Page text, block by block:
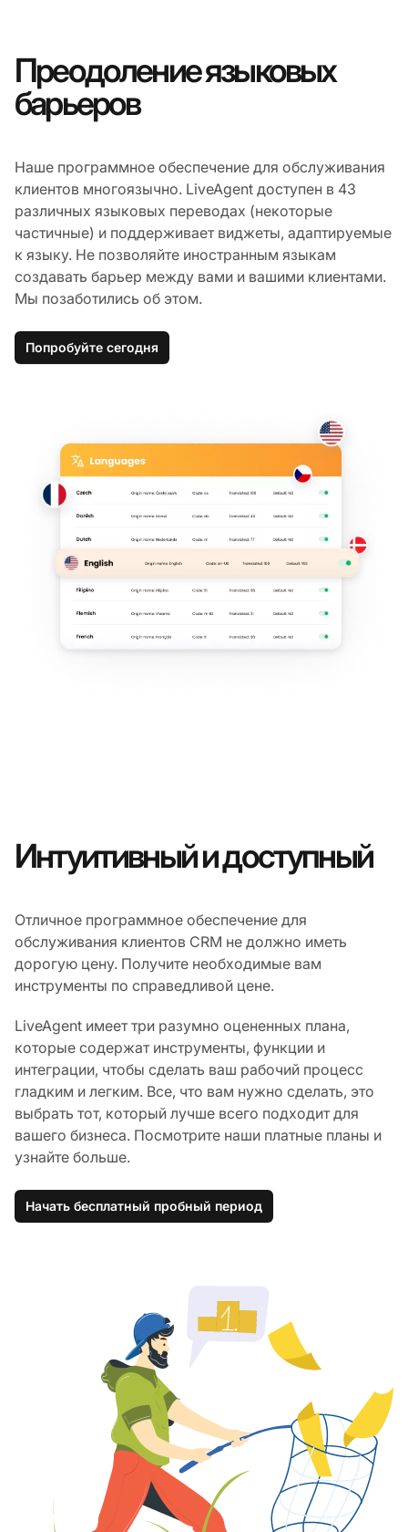
Преодоление языковых
барьеров
Наше программное обеспечение для обслуживания
клиентов многоязычно. LiveAgent доступен в 43
различных языковых переводах (некоторые
частичные) и поддерживает виджеты, адаптируемые
к языку. Не позволяйте иностранным языкам
создавать барьер между вами и вашими клиентами.
Мы позаботились об этом.
Попробуйте сегодня
Интуитивный и доступный
Отличное программное обеспечение для
обслуживания клиентов CRM не должно иметь
дорогую цену. Получите необходимые вам
инструменты по справедливой цене.
LiveAgent имеет три разумно оцененных плана,
которые содержат инструменты, функции и
интеграции, чтобы сделать ваш рабочий процесс
гладким и легким. Все, что вам нужно сделать, это
выбрать тот, который лучше всего подходит для
вашего бизнеса. Посмотрите наши платные планы и
узнайте больше.
Начать бесплатный пробный период